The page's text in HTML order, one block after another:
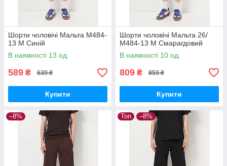
Шорти чоловічі Мальта М484-
13 M Синій
В наявності 13 од.
589 ₴ 639 ₴
Купити
Шорти чоловічі Мальта 26/
М484-13 M Смарагдовий
В наявності 10 од.
809 ₴ 859 ₴
Купити
–8% Топ –8%